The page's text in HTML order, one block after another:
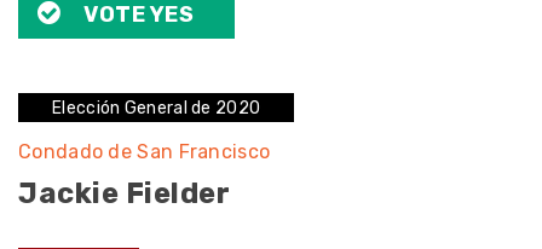
VOTE YES
Elección General de 2020
Condado de San Francisco
Jackie Fielder